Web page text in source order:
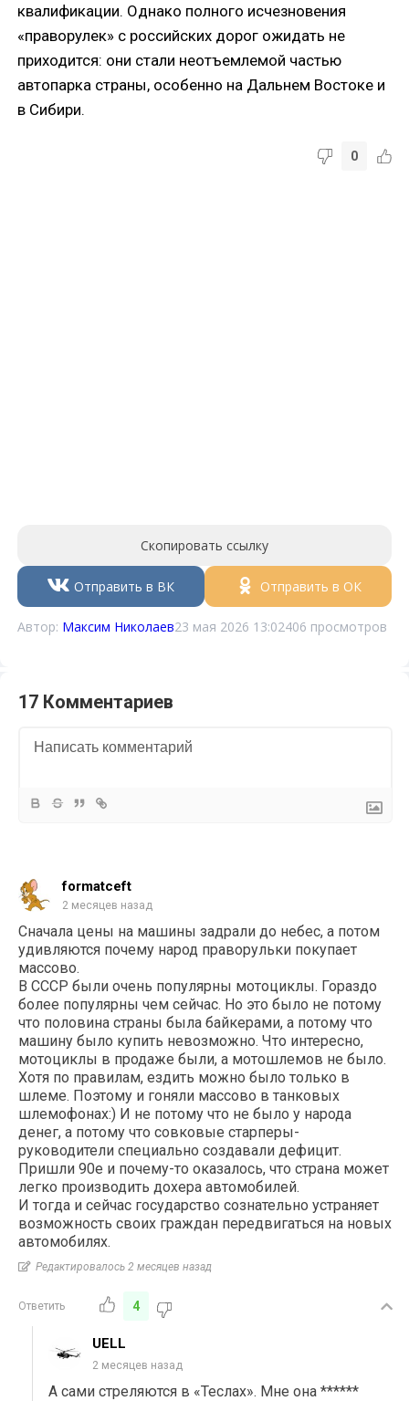
квалификации. Однако полного исчезновения
«праворулек» с российских дорог ожидать не
приходится: они стали неотъемлемой частью
автопарка страны, особенно на Дальнем Востоке и
в Сибири.
0
Скопировать ссылку
Отправить в ВК Отправить в ОК
Автор: Максим Николаев23 мая 2026 13:02406 просмотров
17 Комментариев
formatceft
2 месяцев назад
Сначала цены на машины задрали до небес, а потом
удивляются почему народ праворульки покупает
массово.
В СССР были очень популярны мотоциклы. Гораздо
более популярны чем сейчас. Но это было не потому
что половина страны была байкерами, а потому что
машину было купить невозможно. Что интересно,
мотоциклы в продаже были, а мотошлемов не было.
Хотя по правилам, ездить можно было только в
шлеме. Поэтому и гоняли массово в танковых
шлемофонах:) И не потому что не было у народа
денег, а потому что совковые старперы-
руководители специально создавали дефицит.
Пришли 90е и почему-то оказалось, что страна может
легко производить дохера автомобилей.
И тогда и сейчас государство сознательно устраняет
возможность своих граждан передвигаться на новых
автомобилях.
Редактировалось 2 месяцев назад
Ответить 4
UELL
2 месяцев назад
А сами стреляются в «Теслах». Мне она ******